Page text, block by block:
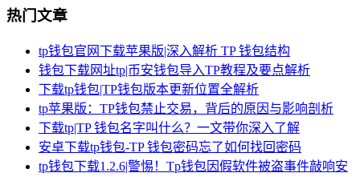
热门文章
tp钱包官网下载苹果版|深入解析 TP 钱包结构
钱包下载网址tp|币安钱包导入TP教程及要点解析
下载tp钱包|TP钱包版本更新位置全解析
tp苹果版：TP钱包禁止交易，背后的原因与影响剖析
下载tp|TP 钱包名字叫什么？一文带你深入了解
安卓下载tp钱包-TP 钱包密码忘了如何找回密码
tp钱包下载1.2.6|警惕！Tp钱包因假软件被盗事件敲响安